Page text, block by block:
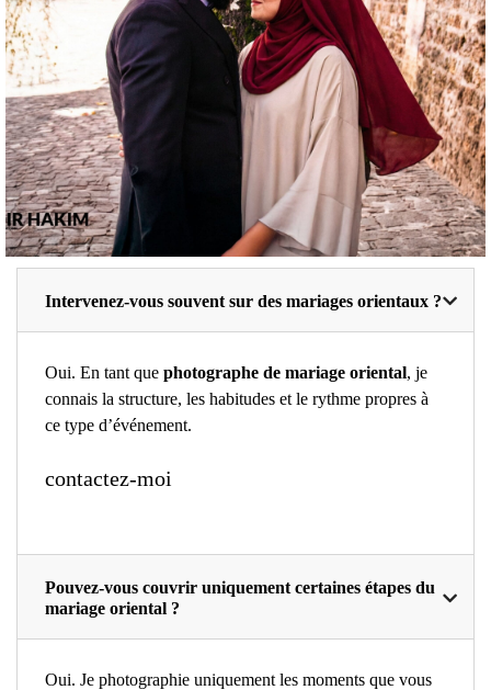
Intervenez-vous souvent sur des mariages orientaux ?
Oui. En tant que photographe de mariage oriental, je
connais la structure, les habitudes et le rythme propres à
ce type d’événement.
contactez-moi
Pouvez-vous couvrir uniquement certaines étapes du
mariage oriental ?
Oui. Je photographie uniquement les moments que vous